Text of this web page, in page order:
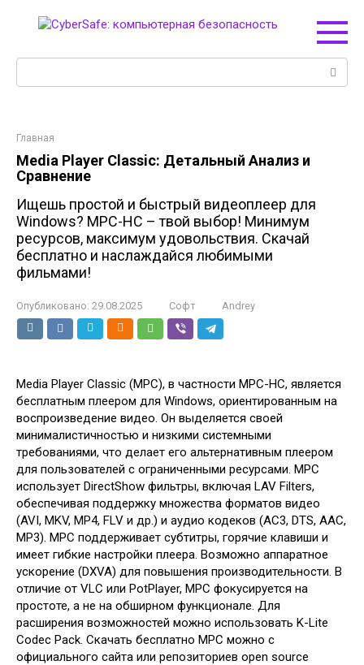
Главная
Media Player Classic: Детальный Анализ и
Сравнение
Ищешь простой и быстрый видеоплеер для
Windows? MPC-HC – твой выбор! Минимум
ресурсов, максимум удовольствия. Скачай
бесплатно и наслаждайся любимыми
фильмами!
Опубликовано: 29.08.2025 Софт Andrey
Media Player Classic (MPC), в частности MPC-HC, является
бесплатным плеером для Windows, ориентированным на
воспроизведение видео. Он выделяется своей
минималистичностью и низкими системными
требованиями, что делает его альтернативным плеером
для пользователей с ограниченными ресурсами. MPC
использует DirectShow фильтры, включая LAV Filters,
обеспечивая поддержку множества форматов видео
(AVI, MKV, MP4, FLV и др.) и аудио кодеков (AC3, DTS, AAC,
MP3). MPC поддерживает субтитры, горячие клавиши и
имеет гибкие настройки плеера. Возможно аппаратное
ускорение (DXVA) для повышения производительности. В
отличие от VLC или PotPlayer, MPC фокусируется на
простоте, а не на обширном функционале. Для
расширения возможностей можно использовать K-Lite
Codec Pack. Скачать бесплатно MPC можно с
официального сайта или репозиториев open source